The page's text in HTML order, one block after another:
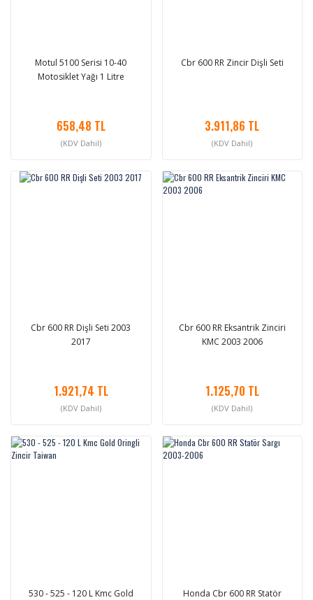
Motul 5100 Serisi 10-40
Motosiklet Yağı 1 Litre
658,48 TL
(KDV Dahil)
Cbr 600 RR Zincir Dişli Seti
3.911,86 TL
(KDV Dahil)
Cbr 600 RR Dişli Seti 2003
2017
1.921,74 TL
(KDV Dahil)
Cbr 600 RR Eksantrik Zinciri
KMC 2003 2006
1.125,70 TL
(KDV Dahil)
530 - 525 - 120 L Kmc Gold
Honda Cbr 600 RR Statör